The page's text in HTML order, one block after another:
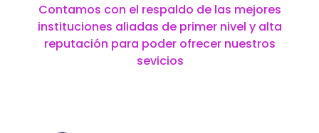
Contamos con el respaldo de las mejores
instituciones aliadas de primer nivel y alta
reputación para poder ofrecer nuestros
sevicios